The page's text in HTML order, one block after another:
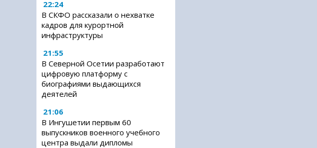
22:24
В СКФО рассказали о нехватке
кадров для курортной
инфраструктуры
21:55
В Северной Осетии разработают
цифровую платформу с
биографиями выдающихся
деятелей
21:06
В Ингушетии первым 60
выпускников военного учебного
центра выдали дипломы